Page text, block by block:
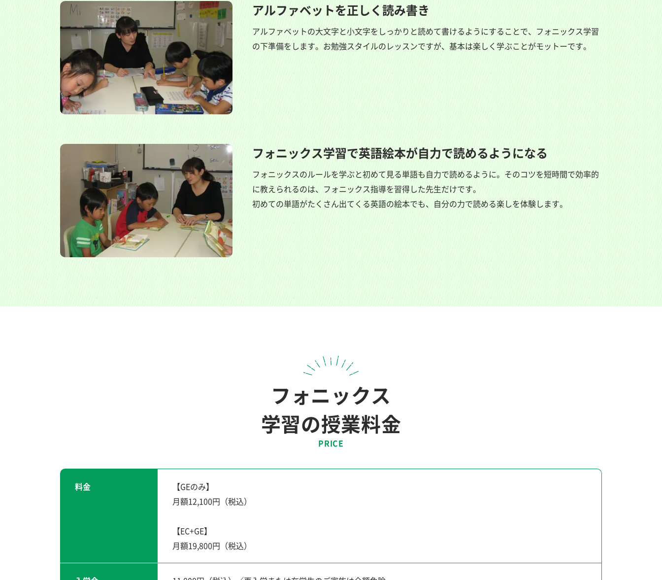
アルファベットを正しく読み書き
アルファベットの大文字と小文字をしっかりと読めて書けるようにすることで、フォニックス学習
の下準備をします。お勉強スタイルのレッスンですが、基本は楽しく学ぶことがモットーです。
フォニックス学習で英語絵本が自力で読めるようになる
フォニックスのルールを学ぶと初めて見る単語も自力で読めるように。そのコツを短時間で効率的
に教えられるのは、フォニックス指導を習得した先生だけです。
初めての単語がたくさん出てくる英語の絵本でも、自分の力で読める楽しを体験します。
フォニックス
学習の授業料金
PRICE
料金
【GEのみ】
月額12,100円（税込）
【EC+GE】
月額19,800円（税込）